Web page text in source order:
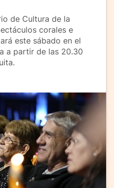
de Cultura de la
corales e
este sábado en el
a partir de las 20.30